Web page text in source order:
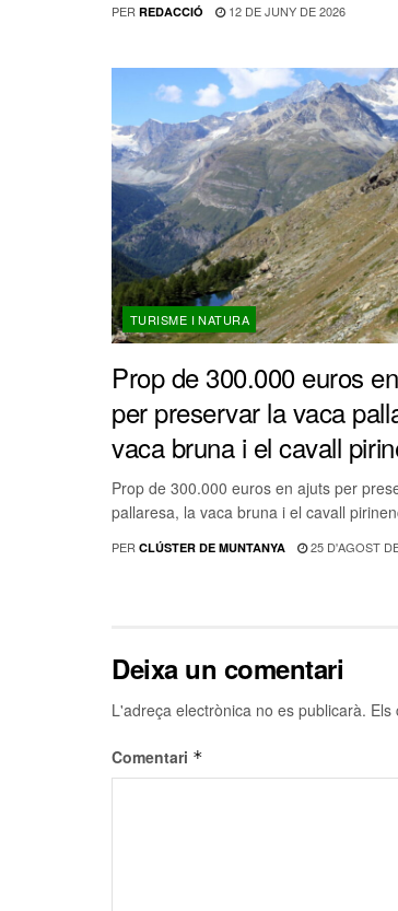
PER REDACCIÓ 12 DE JUNY DE 2026
TURISME I NATURA
Prop de 300.000 euros
per preservar la vaca
vaca bruna i el cavall
Prop de 300.000 euros en ajuts per
pallaresa, la vaca bruna i el cavall
PER CLÚSTER DE MUNTANYA 25 D'AGOST
Deixa un comentari
L'adreça electrònica no es publicarà. Els
Comentari *